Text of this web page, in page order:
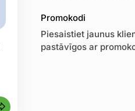
Promokodi
Piesaistiet jaunus
pastāvīgos ar